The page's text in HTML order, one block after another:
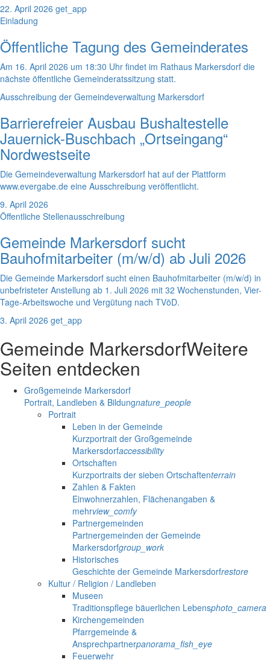
22. April 2026 get_app
Einladung
Öffentliche Tagung des Gemeinderates
Am 16. April 2026 um 18:30 Uhr findet im Rathaus Markersdorf die
nächste öffentliche Gemeinderatssitzung statt.
Ausschreibung der Gemeindeverwaltung Markersdorf
Barrierefreier Ausbau Bushaltestelle
Jauernick-Buschbach „Ortseingang“
Nordwestseite
Die Gemeindeverwaltung Markersdorf hat auf der Plattform
www.evergabe.de eine Ausschreibung veröffentlicht.
9. April 2026
Öffentliche Stellenausschreibung
Gemeinde Markersdorf sucht
Bauhofmitarbeiter (m/w/d) ab Juli 2026
Die Gemeinde Markersdorf sucht einen Bauhofmitarbeiter (m/w/d) in
unbefristeter Anstellung ab 1. Juli 2026 mit 32 Wochenstunden, Vier-
Tage-Arbeitswoche und Vergütung nach TVöD.
3. April 2026 get_app
Gemeinde MarkersdorfWeitere
Seiten entdecken
Großgemeinde Markersdorf
Portrait, Landleben & Bildungnature_people
Portrait
Leben in der Gemeinde
Kurzportrait der Großgemeinde
Markersdorfaccessibility
Ortschaften
Kurzportraits der sieben Ortschaftenterrain
Zahlen & Fakten
Einwohnerzahlen, Flächenangaben &
mehrview_comfy
Partnergemeinden
Partnergemeinden der Gemeinde
Markersdorfgroup_work
Historisches
Geschichte der Gemeinde Markersdorfrestore
Kultur / Religion / Landleben
Museen
Traditionspflege bäuerlichen Lebensphoto_camera
Kirchengemeinden
Pfarrgemeinde &
Ansprechpartnerpanorama_fish_eye
Feuerwehr